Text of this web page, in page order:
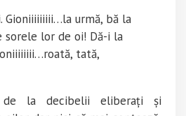
Gioniiiiiiiii…la urmă, bă la
sorele lor de oi! Dă-i la
tată,
de la decibelii eliberați și